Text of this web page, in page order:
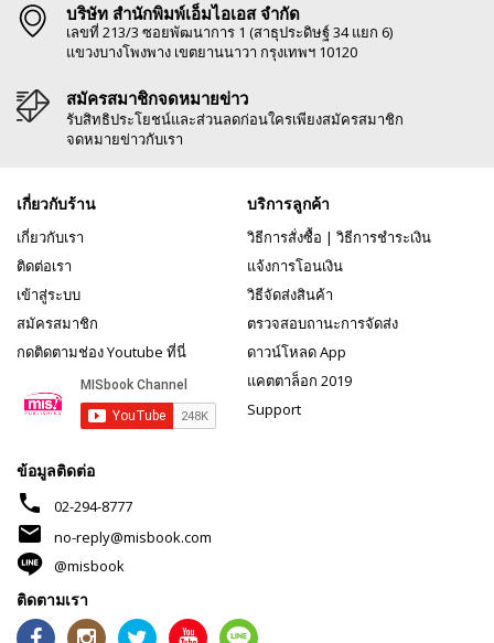
บริษัท สำนักพิมพ์เอ็มไอเอส จำกัด
เลขที่ 213/3 ซอยพัฒนาการ 1 (สาธุประดิษฐ์ 34 แยก 6)
แขวงบางโพงพาง เขตยานนาวา กรุงเทพฯ 10120
สมัครสมาชิกจดหมายข่าว
รับสิทธิประโยชน์และส่วนลดก่อนใครเพียงสมัครสมาชิก
จดหมายข่าวกับเรา
เกี่ยวกับร้าน
เกี่ยวกับเรา
ติดต่อเรา
เข้าสู่ระบบ
สมัครสมาชิก
กดติดตามช่อง Youtube ที่นี่
บริการลูกค้า
วิธีการสั่งซื้อ | วิธีการชำระเงิน
แจ้งการโอนเงิน
วิธีจัดส่งสินค้า
ตรวจสอบถานะการจัดส่ง
ดาวน์โหลด App
แคตตาล็อก 2019
Support
ข้อมูลติดต่อ
phone 02-294-8777
mail
no-reply@misbook.com
@misbook
ติดตามเรา